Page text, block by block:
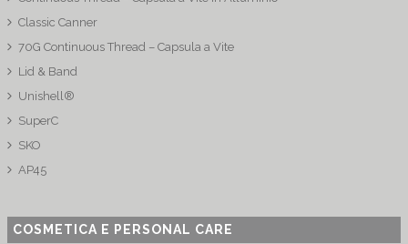
Classic Canner
70G Continuous Thread – Capsula a Vite
Lid & Band
Unishell®
SuperC
SKO
AP45
COSMETICA E PERSONAL CARE